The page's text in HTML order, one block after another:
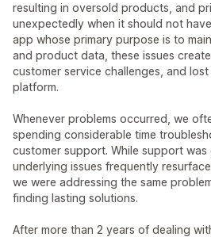
resulting in oversold products, and
unexpectedly when it should not
app whose primary purpose is to
and product data, these issues
customer service challenges, and
platform.
Whenever problems occurred, we
spending considerable time
customer support. While support
underlying issues frequently
we were addressing the same
finding lasting solutions.
After more than 2 years of dealing